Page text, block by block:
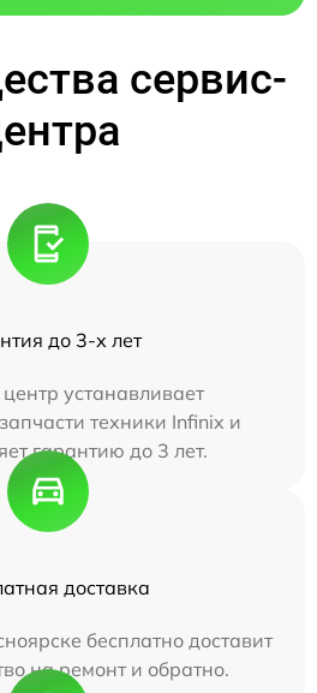
сервис-
до 3-х лет
устанавливает
техники Infinix и
гарантию до 3 лет.
доставка
бесплатно доставит
на ремонт и обратно.